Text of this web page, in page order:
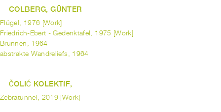
COLBERG, GÜNTER
Flügel, 1976 [Work]
Friedrich-Ebert - Gedenktafel, 1975 [Work]
Brunnen, 1964
abstrakte Wandreliefs, 1964
ČOLIĆ KOLEKTIF,
Zebratunnel, 2019 [Work]